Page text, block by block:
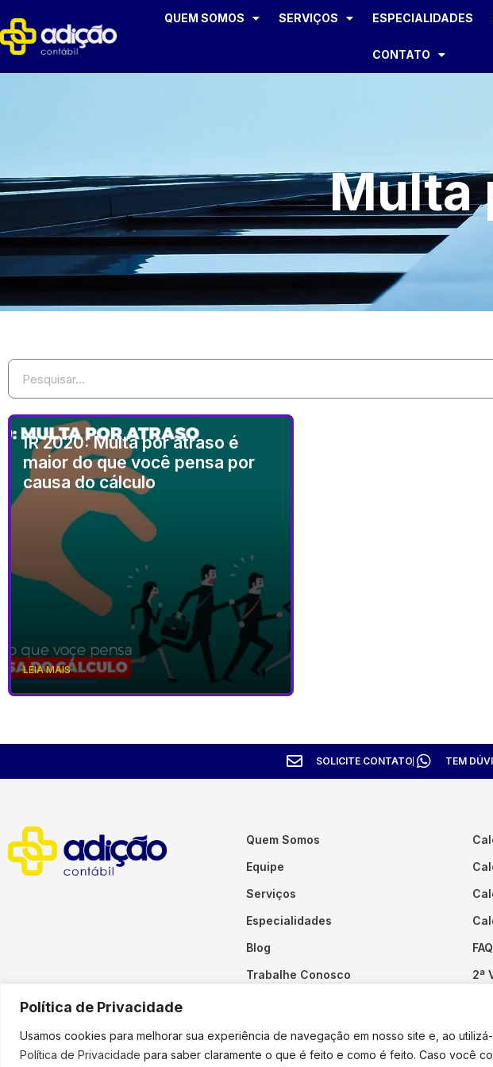
Política de Privacidade
Usamos cookies para melhorar sua experiência de navegação em nosso site e, ao
Política de Privacidade para saber claramente o que é feito e como é feito. Caso você
QUEM SOMOS SERVIÇOS ESPECIALIDADES
CONTATO
Multa
IR 2020: Multa por atraso é
maior do que você pensa por
causa do cálculo
LEIA MAIS
SOLICITE CONTATO TEM
Quem Somos
Equipe
Serviços
Especialidades
Blog
Trabalhe Conosco
FAQ
2ª